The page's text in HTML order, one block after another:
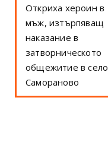
Откриха хероин в
мъж, изтърпяващ
наказание в
затворническото
общежитие в село
Самораново